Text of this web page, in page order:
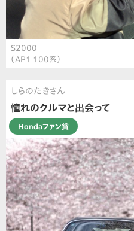
S2000
（AP1 100系）
しらのたきさん
憧れのクルマと出会って
Hondaファン賞